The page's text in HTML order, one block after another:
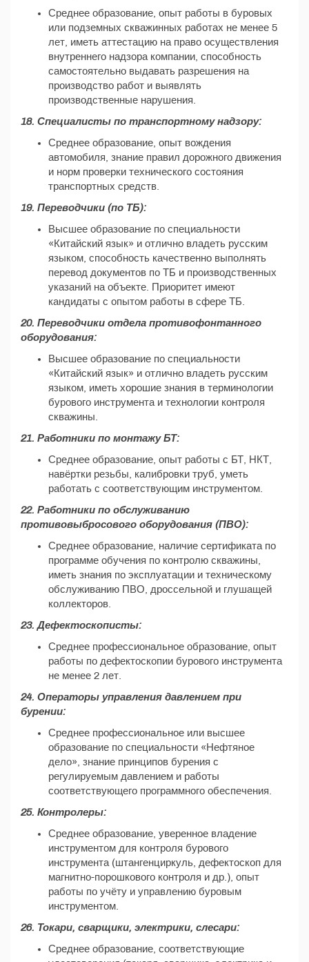
Среднее образование, опыт работы в буровых
или подземных скважинных работах не менее 5
лет, иметь аттестацию на право осуществления
внутреннего надзора компании, способность
самостоятельно выдавать разрешения на
производство работ и выявлять
производственные нарушения.
18. Специалисты по транспортному надзору:
Среднее образование, опыт вождения
автомобиля, знание правил дорожного движения
и норм проверки технического состояния
транспортных средств.
19. Переводчики (по ТБ):
Высшее образование по специальности
«Китайский язык» и отлично владеть русским
языком, способность качественно выполнять
перевод документов по ТБ и производственных
указаний на объекте. Приоритет имеют
кандидаты с опытом работы в сфере ТБ.
20. Переводчики отдела противофонтанного
оборудования:
Высшее образование по специальности
«Китайский язык» и отлично владеть русским
языком, иметь хорошие знания в терминологии
бурового инструмента и технологии контроля
скважины.
21. Работники по монтажу БТ:
Среднее образование, опыт работы с БТ, НКТ,
навёртки резьбы, калибровки труб, уметь
работать с соответствующим инструментом.
22. Работники по обслуживанию
противовыбросового оборудования (ПВО):
Среднее образование, наличие сертификата по
программе обучения по контролю скважины,
иметь знания по эксплуатации и техническому
обслуживанию ПВО, дроссельной и глушащей
коллекторов.
23. Дефектоскописты:
Среднее профессиональное образование, опыт
работы по дефектоскопии бурового инструмента
не менее 2 лет.
24. Операторы управления давлением при
бурении:
Среднее профессиональное или высшее
образование по специальности «Нефтяное
дело», знание принципов бурения с
регулируемым давлением и работы
соответствующего программного обеспечения.
25. Контролеры:
Среднее образование, уверенное владение
инструментом для контроля бурового
инструмента (штангенциркуль, дефектоскоп для
магнитно-порошкового контроля и др.), опыт
работы по учёту и управлению буровым
инструментом.
26. Токари, сварщики, электрики, слесари:
Среднее образование, соответствующие